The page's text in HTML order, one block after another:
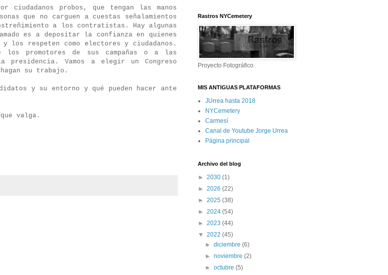
ciudadanos probos, que tengan las manos
que no carguen a cuestas señalamientos
a los contratistas. Hay algunas
es a depositar la confianza en quienes
los respeten como electores y ciudadanos.
promotores de sus campañas o a las
Vamos a elegir un Congreso
su trabajo.
y su entorno y qué pueden hacer ante
valga.
Rastros NYCemetery
Proyecto Fotográfico
MIS ANTIGUAS PLATAFORMAS
JUrrea hasta 2018
NYCemetery
Carmesí
Canal de Youtube Jorge Urrea
Página principal
Archivo del blog
► 2030 (1)
► 2026 (22)
► 2025 (38)
► 2024 (54)
► 2023 (44)
▼ 2022 (45)
►diciembre(6)
►noviembre(2)
►octubre(5)